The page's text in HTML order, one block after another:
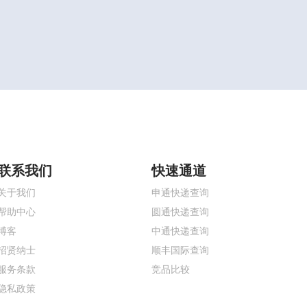
系我们
于我们
助中心
客
贤纳士
务条款
私政策
快速通道
申通快递查询
圆通快递查询
中通快递查询
顺丰国际查询
竞品比较